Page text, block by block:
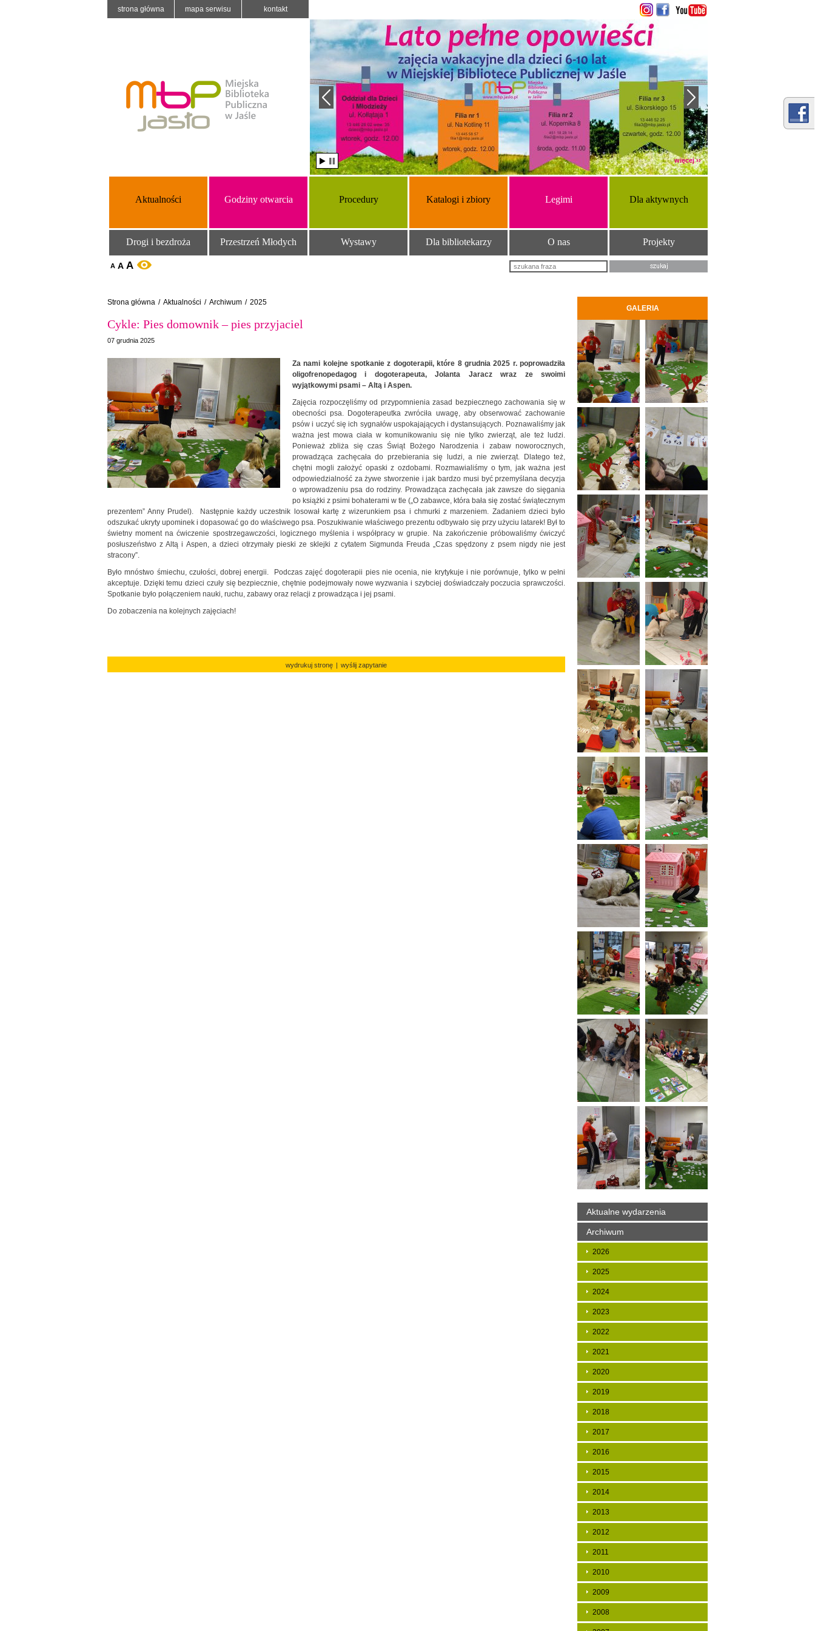
strona główna mapa serwisu kontakt
więcej ››
Aktualności Godziny otwarcia Procedury Katalogi i zbiory Legimi Dla aktywnych
Drogi i bezdroża Przestrzeń Młodych Wystawy Dla bibliotekarzy O nas Projekty
A A A WERSJA KONTRASTOWA
Strona główna / Aktualności / Archiwum / 2025
Cykle: Pies domownik – pies przyjaciel
07 grudnia 2025
Za nami kolejne spotkanie z dogoterapii, które 8 grudnia 2025 r. poprowadziła
oligofrenopedagog i dogoterapeuta, Jolanta Jaracz wraz ze swoimi
wyjątkowymi psami – Altą i Aspen.
Zajęcia rozpoczęliśmy od przypomnienia zasad bezpiecznego zachowania się w
obecności psa. Dogoterapeutka zwróciła uwagę, aby obserwować zachowanie
psów i uczyć się ich sygnałów uspokajających i dystansujących. Poznawaliśmy jak
ważna jest mowa ciała w komunikowaniu się nie tylko zwierząt, ale też ludzi.
Ponieważ zbliża się czas Świąt Bożego Narodzenia i zabaw noworocznych,
prowadząca zachęcała do przebierania się ludzi, a nie zwierząt. Dlatego też,
chętni mogli założyć opaski z ozdobami. Rozmawialiśmy o tym, jak ważna jest
odpowiedzialność za żywe stworzenie i jak bardzo musi być przemyślana decyzja
o wprowadzeniu psa do rodziny. Prowadząca zachęcała jak zawsze do sięgania
po książki z psimi bohaterami w tle („O zabawce, która bała się zostać świątecznym
prezentem” Anny Prudel). Następnie każdy uczestnik losował kartę z wizerunkiem psa i chmurki z marzeniem. Zadaniem dzieci było
odszukać ukryty upominek i dopasować go do właściwego psa. Poszukiwanie właściwego prezentu odbywało się przy użyciu latarek! Był to
świetny moment na ćwiczenie spostrzegawczości, logicznego myślenia i współpracy w grupie. Na zakończenie próbowaliśmy ćwiczyć
posłuszeństwo z Altą i Aspen, a dzieci otrzymały pieski ze sklejki z cytatem Sigmunda Freuda „Czas spędzony z psem nigdy nie jest
stracony”.
Było mnóstwo śmiechu, czułości, dobrej energii. Podczas zajęć dogoterapii pies nie ocenia, nie krytykuje i nie porównuje, tylko w pełni
akceptuje. Dzięki temu dzieci czuły się bezpiecznie, chętnie podejmowały nowe wyzwania i szybciej doświadczały poczucia sprawczości.
Spotkanie było połączeniem nauki, ruchu, zabawy oraz relacji z prowadząca i jej psami.
Do zobaczenia na kolejnych zajęciach!
wydrukuj stronę | wyślij zapytanie
GALERIA
Aktualne wydarzenia
Archiwum
2026
2025
2024
2023
2022
2021
2020
2019
2018
2017
2016
2015
2014
2013
2012
2011
2010
2009
2008